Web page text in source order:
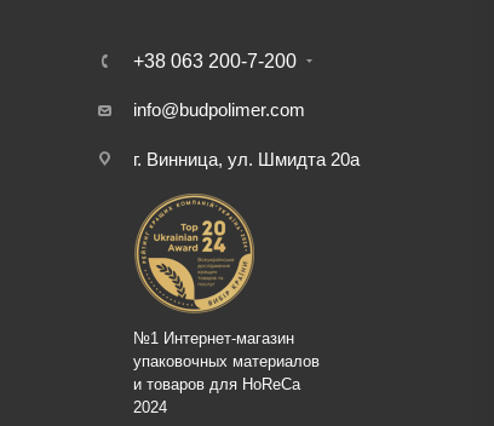
+38 063 200-7-200
info@budpolimer.com
г. Винница, ул. Шмидта 20а
№1 Интернет-магазин
упаковочных материалов
и товаров для HoReCa
2024